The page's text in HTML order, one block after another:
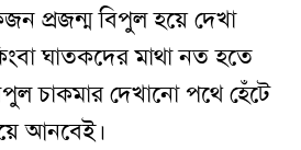
প্রজন্ম বিপুল হয়ে দেখা
ঘাতকদের মাথা নত হতে
চাকমার দেখানো পথে হেঁটে
আনবেই।